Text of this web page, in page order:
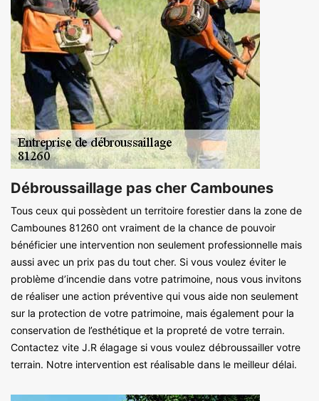
Débroussaillage pas cher Cambounes
Tous ceux qui possèdent un territoire forestier dans la zone de
Cambounes 81260 ont vraiment de la chance de pouvoir
bénéficier une intervention non seulement professionnelle mais
aussi avec un prix pas du tout cher. Si vous voulez éviter le
problème d’incendie dans votre patrimoine, nous vous invitons
de réaliser une action préventive qui vous aide non seulement
sur la protection de votre patrimoine, mais également pour la
conservation de l’esthétique et la propreté de votre terrain.
Contactez vite J.R élagage si vous voulez débroussailler votre
terrain. Notre intervention est réalisable dans le meilleur délai.